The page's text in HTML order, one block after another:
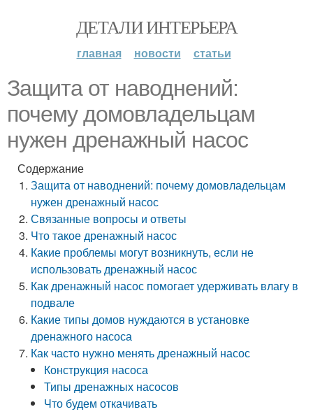
ДЕТАЛИ ИНТЕРЬЕРА
главная новости статьи
Защита от наводнений:
почему домовладельцам
нужен дренажный насос
Содержание
Защита от наводнений: почему домовладельцам
нужен дренажный насос
Связанные вопросы и ответы
Что такое дренажный насос
Какие проблемы могут возникнуть, если не
использовать дренажный насос
Как дренажный насос помогает удерживать влагу в
подвале
Какие типы домов нуждаются в установке
дренажного насоса
Как часто нужно менять дренажный насос
Конструкция насоса
Типы дренажных насосов
Что будем откачивать